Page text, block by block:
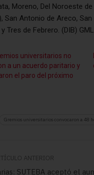
Moreno, Del Noroeste
San Antonio de Areco,
y Tres de Febrero. (DIB) GML
universitarios no
a un acuerdo paritario y
el paro del próximo
Gremios universitarios convocaron a 48
ANTERIOR
SUTEBA aceptó el